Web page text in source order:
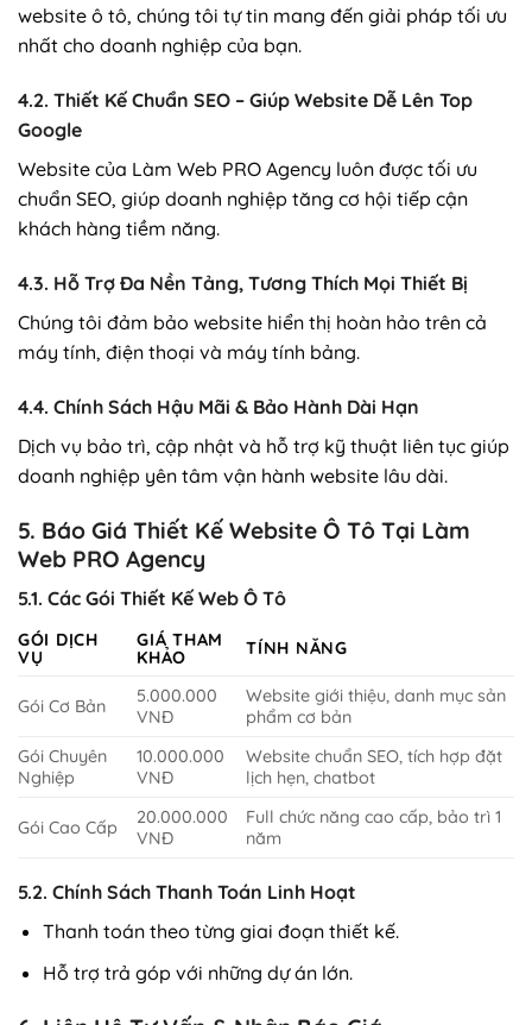
website ô tô, chúng tôi tự tin mang đến giải pháp tối ưu
nhất cho doanh nghiệp của bạn.
4.2. Thiết Kế Chuẩn SEO – Giúp Website Dễ Lên Top
Google
Website của Làm Web PRO Agency luôn được tối ưu
chuẩn SEO, giúp doanh nghiệp tăng cơ hội tiếp cận
khách hàng tiềm năng.
4.3. Hỗ Trợ Đa Nền Tảng, Tương Thích Mọi Thiết Bị
Chúng tôi đảm bảo website hiển thị hoàn hảo trên cả
máy tính, điện thoại và máy tính bảng.
4.4. Chính Sách Hậu Mãi & Bảo Hành Dài Hạn
Dịch vụ bảo trì, cập nhật và hỗ trợ kỹ thuật liên tục giúp
doanh nghiệp yên tâm vận hành website lâu dài.
5. Báo Giá Thiết Kế Website Ô Tô Tại Làm
Web PRO Agency
5.1. Các Gói Thiết Kế Web Ô Tô
GÓI DỊCH
VỤ
GIÁ THAM
KHẢO
TÍNH NĂNG
Gói Cơ Bản
5.000.000
VNĐ
Website giới thiệu, danh mục sản
phẩm cơ bản
Gói Chuyên
Nghiệp
10.000.000
VNĐ
Website chuẩn SEO, tích hợp đặt
lịch hẹn, chatbot
Gói Cao Cấp
20.000.000
VNĐ
Full chức năng cao cấp, bảo trì 1
năm
5.2. Chính Sách Thanh Toán Linh Hoạt
Thanh toán theo từng giai đoạn thiết kế.
Hỗ trợ trả góp với những dự án lớn.